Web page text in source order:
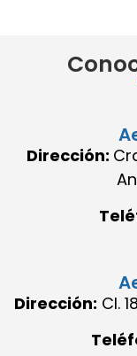
Dirección:
Dirección: Cl.